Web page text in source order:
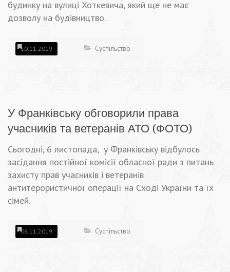
будинку на вулиці Хоткевича, який ще не має
дозволу на будівництво.
10.11.2019 Суспільство
У Франківську обговорили права
учасників та ветеранів АТО (ФОТО)
Сьогодні, 6 листопада, у Франківську відбулось
засідання постійної комісії обласної ради з питань
захисту прав учасників і ветеранів
антитерористичної операції на Сході України та їх
сімей.
06.11.2019 Суспільство